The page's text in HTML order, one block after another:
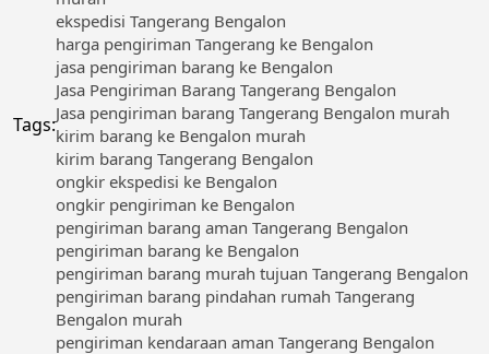
Tags:
ekspedisi Tangerang Bengalon
harga pengiriman Tangerang ke Bengalon
jasa pengiriman barang ke Bengalon
Jasa Pengiriman Barang Tangerang Bengalon
Jasa pengiriman barang Tangerang Bengalon murah
kirim barang ke Bengalon murah
kirim barang Tangerang Bengalon
ongkir ekspedisi ke Bengalon
ongkir pengiriman ke Bengalon
pengiriman barang aman Tangerang Bengalon
pengiriman barang ke Bengalon
pengiriman barang murah tujuan Tangerang Bengalon
pengiriman barang pindahan rumah Tangerang
Bengalon murah
pengiriman kendaraan aman Tangerang Bengalon